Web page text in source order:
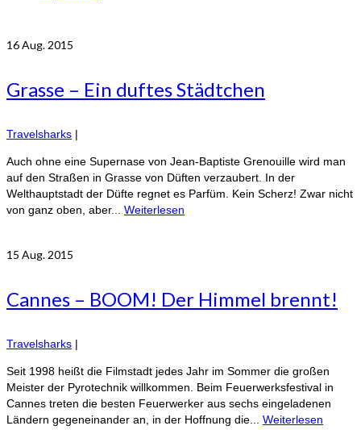
16Aug. 2015
Grasse – Ein duftes Städtchen
Travelsharks |
Auch ohne eine Supernase von Jean-Baptiste Grenouille wird man
auf den Straßen in Grasse von Düften verzaubert. In der
Welthauptstadt der Düfte regnet es Parfüm. Kein Scherz! Zwar nicht
von ganz oben, aber... Weiterlesen
15 Aug. 2015
Cannes – BOOM! Der Himmel brennt!
Travelsharks |
Seit 1998 heißt die Filmstadt jedes Jahr im Sommer die großen
Meister der Pyrotechnik willkommen. Beim Feuerwerksfestival in
Cannes treten die besten Feuerwerker aus sechs eingeladenen
Ländern gegeneinander an, in der Hoffnung die... Weiterlesen